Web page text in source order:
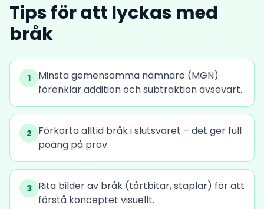
Tips för att lyckas med
bråk
1
Minsta gemensamma nämnare (MGN)
förenklar addition och subtraktion avsevärt.
2
Förkorta alltid bråk i slutsvaret – det ger full
poäng på prov.
3
Rita bilder av bråk (tårtbitar, staplar) för att
förstå konceptet visuellt.